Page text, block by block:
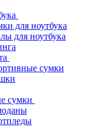
для ноутбука
для ноутбука
сумки
сумки